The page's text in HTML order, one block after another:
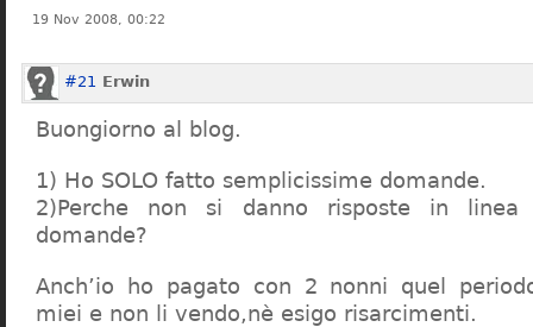
19 Nov 2008, 00:22
#21 Erwin
Buongiorno al blog.
1) Ho SOLO fatto semplicissime domande.
2)Perche non si danno risposte in
domande?
Anch’io ho pagato con 2 nonni quel
miei e non li vendo,nè esigo risarcimenti.